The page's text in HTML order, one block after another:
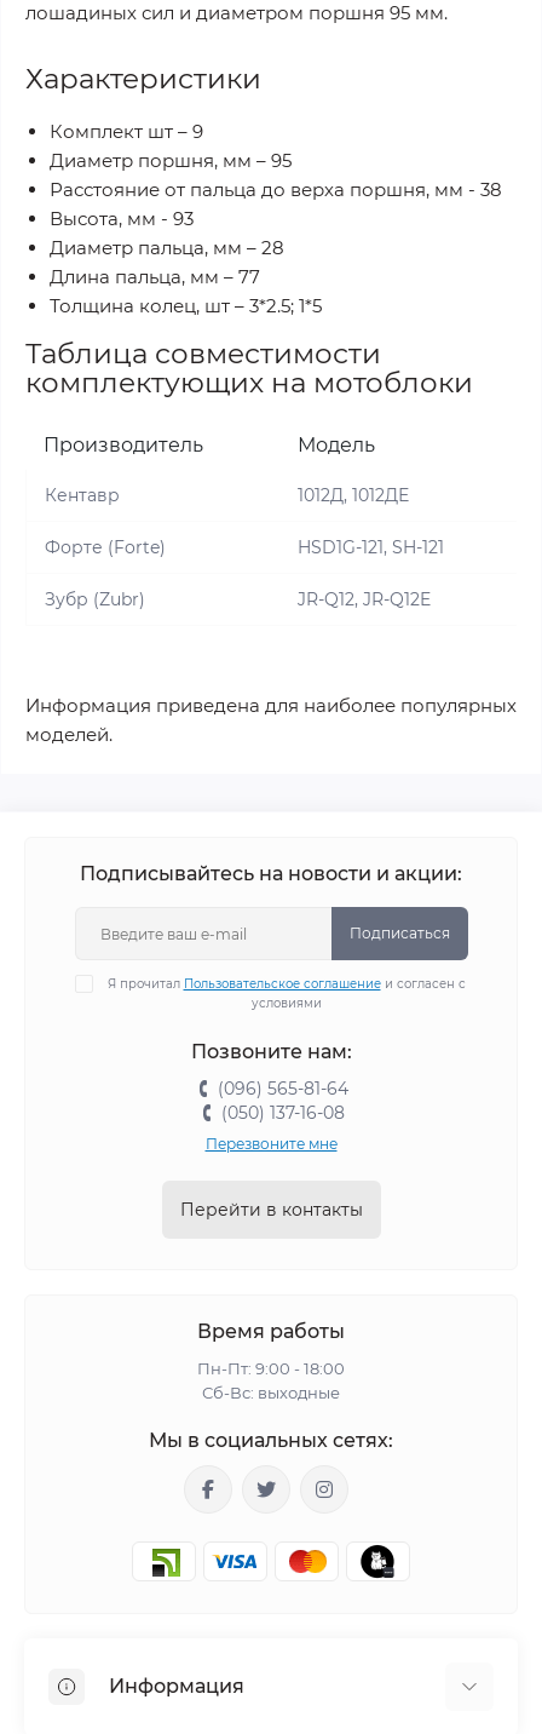
лошадиных сил и диаметром поршня 95 мм.
Характеристики
Комплект шт – 9
Диаметр поршня, мм – 95
Расстояние от пальца до верха поршня, мм - 38
Высота, мм - 93
Диаметр пальца, мм – 28
Длина пальца, мм – 77
Толщина колец, шт – 3*2.5; 1*5
Таблица совместимости
комплектующих на мотоблоки
Производитель Модель
Кентавр 1012Д, 1012ДЕ
Форте (Forte) HSD1G-121, SH-121
Зубр (Zubr) JR-Q12, JR-Q12E
Информация приведена для наиболее популярных
моделей.
Подписывайтесь на новости и акции:
Подписаться
Я прочитал Пользовательское соглашениеи согласен с
условиями
Позвоните нам:
(096) 565-81-64
(050) 137-16-08
Перезвоните мне
Перейти в контакты
Время работы
Пн-Пт: 9:00 - 18:00
Сб-Вс: выходные
Мы в социальных сетях:
Информация